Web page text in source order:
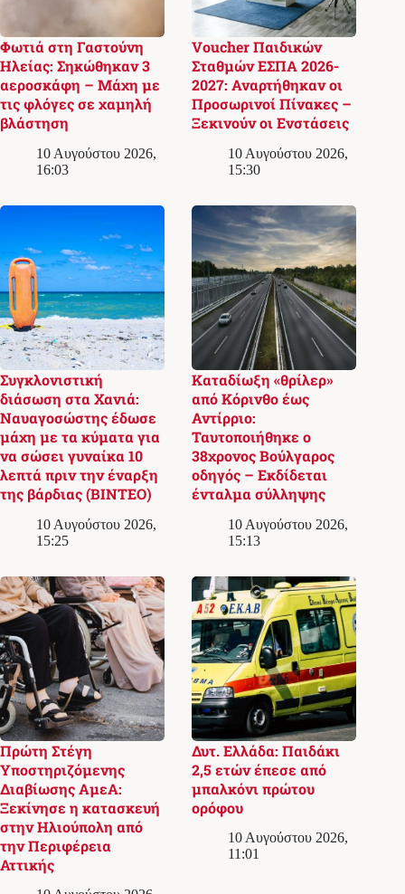
Φωτιά στη Γαστούνη
Ηλείας: Σηκώθηκαν 3
αεροσκάφη – Μάχη με
τις φλόγες σε χαμηλή
βλάστηση
10 Αυγούστου 2026,
16:03
Voucher Παιδικών
Σταθμών ΕΣΠΑ 2026-
2027: Αναρτήθηκαν οι
Προσωρινοί Πίνακες –
Ξεκινούν οι Ενστάσεις
10 Αυγούστου 2026,
15:30
Συγκλονιστική
διάσωση στα Χανιά:
Ναυαγοσώστης έδωσε
μάχη με τα κύματα για
να σώσει γυναίκα 10
λεπτά πριν την έναρξη
της βάρδιας (ΒΙΝΤΕΟ)
10 Αυγούστου 2026,
15:25
Καταδίωξη «θρίλερ»
από Κόρινθο έως
Αντίρριο:
Ταυτοποιήθηκε ο
38χρονος Βούλγαρος
οδηγός – Εκδίδεται
ένταλμα σύλληψης
10 Αυγούστου 2026,
15:13
Πρώτη Στέγη
Υποστηριζόμενης
Διαβίωσης ΑμεΑ:
Ξεκίνησε η κατασκευή
στην Ηλιούπολη από
την Περιφέρεια
Αττικής
Δυτ. Ελλάδα: Παιδάκι
2,5 ετών έπεσε από
μπαλκόνι πρώτου
ορόφου
10 Αυγούστου 2026,
11:01